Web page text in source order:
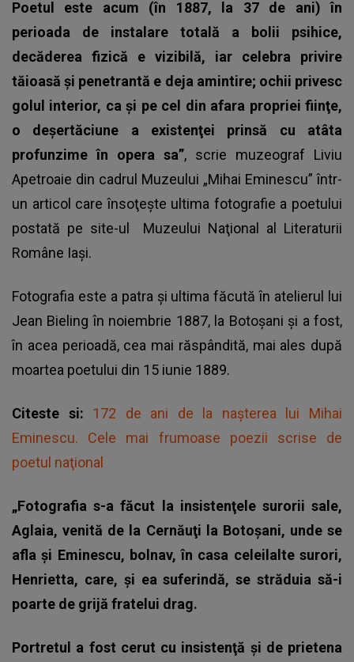
Poetul este acum (în 1887, la 37 de ani) în
perioada de instalare totală a bolii psihice,
decăderea fizică e vizibilă, iar celebra privire
tăioasă şi penetrantă e deja amintire; ochii privesc
golul interior, ca şi pe cel din afara propriei fiinţe,
o deşertăciune a existenţei prinsă cu atâta
profunzime în opera sa”, scrie muzeograf Liviu
Apetroaie din cadrul Muzeului „Mihai Eminescu” într-
un articol care însoţeşte ultima fotografie a poetului
postată pe site-ul Muzeului Naţional al Literaturii
Române Iaşi.
Fotografia este a patra şi ultima făcută în atelierul lui
Jean Bieling în noiembrie 1887, la Botoşani şi a fost,
în acea perioadă, cea mai răspândită, mai ales după
moartea poetului din 15 iunie 1889.
Citeste si: 172 de ani de la naşterea lui Mihai
Eminescu. Cele mai frumoase poezii scrise de
poetul naţional
„Fotografia s-a făcut la insistenţele surorii sale,
Aglaia, venită de la Cernăuţi la Botoşani, unde se
afla şi Eminescu, bolnav, în casa celeilalte surori,
Henrietta, care, şi ea suferindă, se străduia să-i
poarte de grijă fratelui drag.
Portretul a fost cerut cu insistenţă şi de prietena